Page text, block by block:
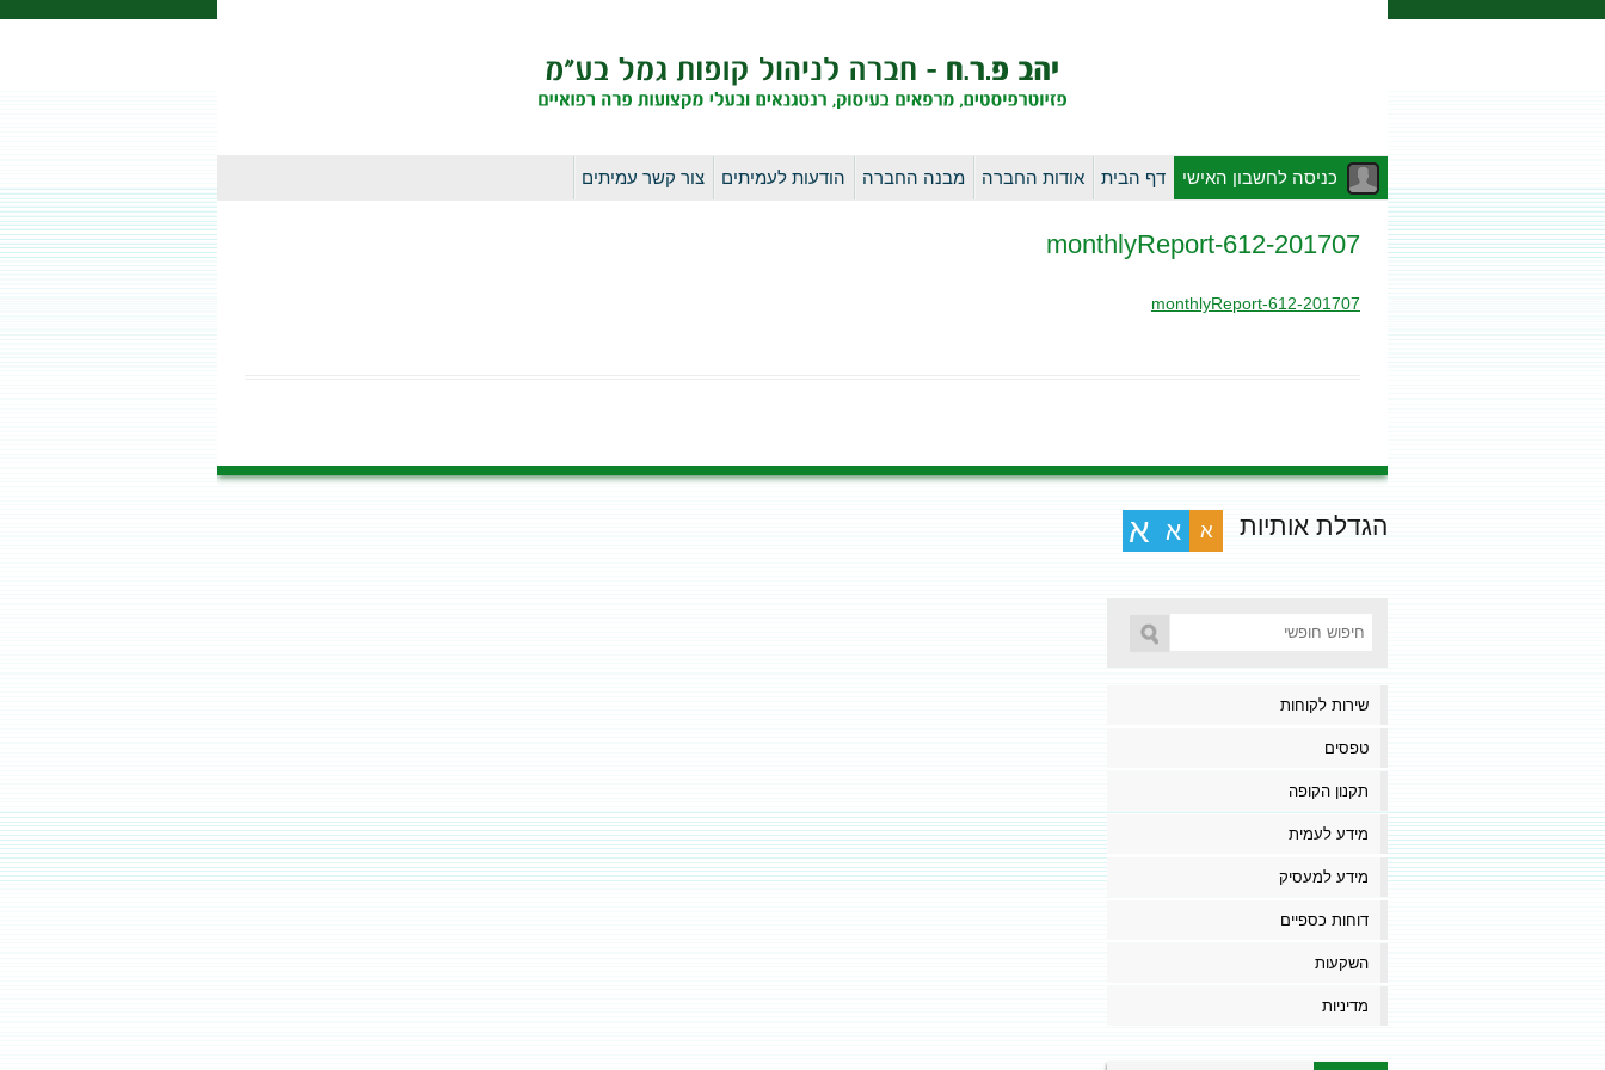
לדלג
כניסה לחשבון האישי דף הבית אודות החברה מבנה החברה הודעות לעמיתים צור קשר עמיתים
201707-monthlyReport-612
201707-monthlyReport-612
הגדלת אותיות א א א
שירות לקוחות
טפסים
תקנון הקופה
מידע לעמית
מידע למעסיק
דוחות כספיים
השקעות
מדיניות